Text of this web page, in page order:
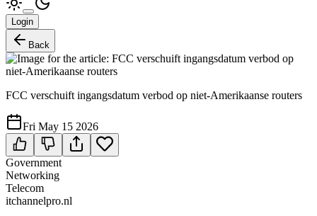
Login
Back
FCC verschuift ingangsdatum verbod op niet-Amerikaanse routers
Fri May 15 2026
Government
Networking
Telecom
itchannelpro.nl